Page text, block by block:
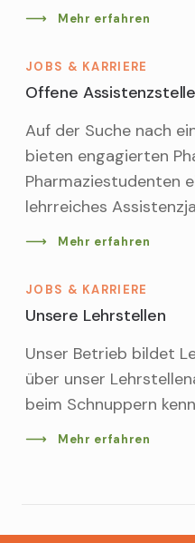
Mehr erfahren
JOBS & KARRIERE
Offene Assistenzstelle
Auf der Suche nach
bieten engagierten
Pharmaziestudenten
lehrreiches
Mehr erfahren
JOBS & KARRIERE
Unsere Lehrstellen
Unser Betrieb bildet
über unser
beim Schnuppern
Mehr erfahren